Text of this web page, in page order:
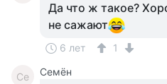
Да что ж такое?
не сажают
6 лет 1
Се Семён